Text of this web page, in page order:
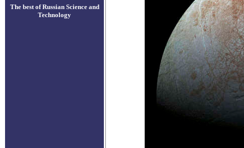
The best of Russian Science and
Technology